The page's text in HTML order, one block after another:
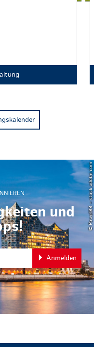
und
Anmelden
© Powell83 – stock.adobe.com